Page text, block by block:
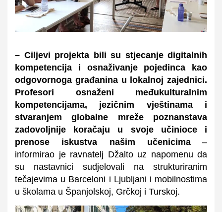
– Ciljevi projekta bili su stjecanje digitalnih
kompetencija i osnaživanje pojedinca kao
odgovornoga građanina u lokalnoj zajednici.
Profesori osnaženi međukulturalnim
kompetencijama, jezičnim vještinama i
stvaranjem globalne mreže poznanstava
zadovoljnije koračaju u svoje učinioce i
prenose iskustva našim učenicima
–
informirao je ravnatelj Džalto uz napomenu da
su nastavnici sudjelovali na strukturiranim
tečajevima u Barceloni i Ljubljani i mobilnostima
u školama u Španjolskoj, Grčkoj i Turskoj.